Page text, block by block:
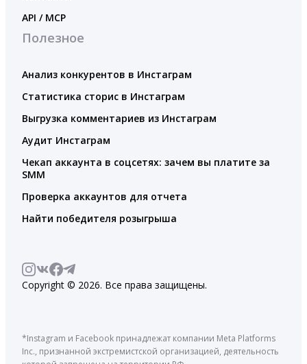
API / MCP
Полезное
Анализ конкурентов в Инстаграм
Статистика сторис в Инстаграм
Выгрузка комментариев из Инстаграм
Аудит Инстаграм
Чекап аккаунта в соцсетях: зачем вы платите за
SMM
Проверка аккаунтов для отчета
Найти победителя розыгрыша
Copyright © 2026. Все права защищены.
*Instagram и Facebook принадлежат компании Meta Platforms
Inc., признанной экстремистской организацией, деятельность